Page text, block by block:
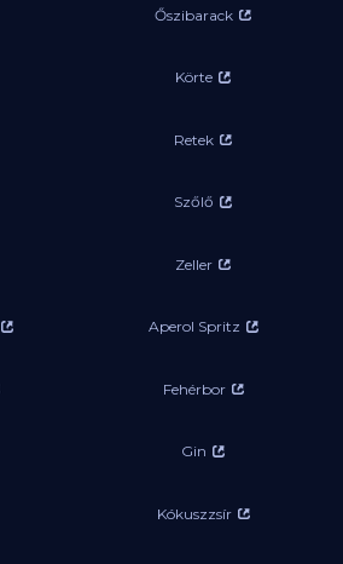
Őszibarack
Körte
Retek
Szőlő
Zeller
Aperol Spritz
Fehérbor
Gin
Kókuszzsír